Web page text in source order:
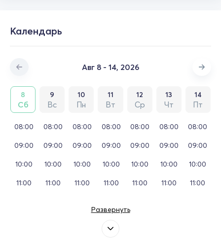
Календарь
Авг 8 - 14, 2026
8
Сб
9
Вс
10
Пн
11
Вт
12
Ср
13
Чт
14
Пт
08:00
09:00
10:00
11:00
08:00
09:00
10:00
11:00
08:00
09:00
10:00
11:00
08:00
09:00
10:00
11:00
08:00
09:00
10:00
11:00
08:00
09:00
10:00
11:00
08:00
09:00
10:00
11:00
Развернуть